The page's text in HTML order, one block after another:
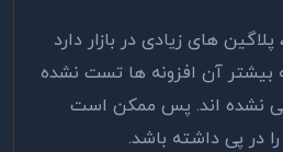
های زیادی در بازار دارد
بیشتر آن افزونه ها تست نشده
نشده اند. پس ممکن است
در پی داشته باشد.